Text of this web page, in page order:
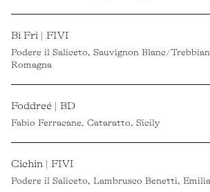
Bi Fri | FIVI
Podere il Saliceto, Sauvignon Blanc/
Romagna
Foddreé | BD
Fabio Ferracane, Cataratto, Sicily
Cichin | FIVI
Podere il Saliceto, Lambrusco Benetti,